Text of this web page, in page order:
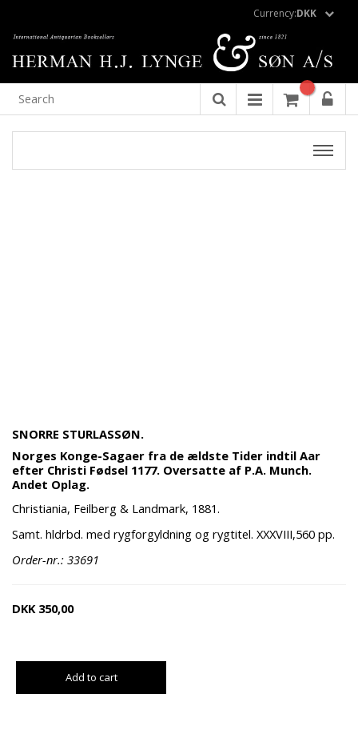
Currency:DKK
SNORRE STURLASSØN.
Norges Konge-Sagaer fra de ældste Tider indtil Aar
efter Christi Fødsel 1177. Oversatte af P.A. Munch.
Andet Oplag.
Christiania, Feilberg & Landmark, 1881.
Samt. hldrbd. med rygforgyldning og rygtitel. XXXVIII,560 pp.
Order-nr.: 33691
DKK 350,00
Add to cart